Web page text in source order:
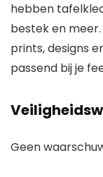
hebben
bestek en
prints, designs
passend bij je
Geen